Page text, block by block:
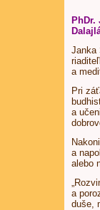
Janka
a
Pri
a
a
alebo
a
duše,